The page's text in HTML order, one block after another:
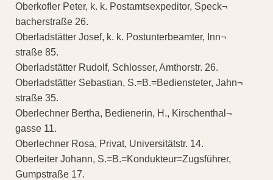
Oberkofler Peter, k. k. Postamtsexpeditor, Speck¬
bacherstraße 26.
Oberladstätter Josef, k. k. Postunterbeamter, Inn¬
straße 85.
Oberladstätter Rudolf, Schlosser, Amthorstr. 26.
Oberladstätter Sebastian, S.=B.=Bediensteter, Jahn¬
straße 35.
Oberlechner Bertha, Bedienerin, H., Kirschenthal¬
gasse 11.
Oberlechner Rosa, Privat, Universitätstr. 14.
Oberleiter Johann, S.=B.=Kondukteur=Zugsführer,
Gumpstraße 17.